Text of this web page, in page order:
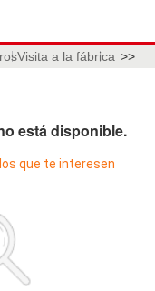
Visita a la fábrica >>
está disponible.
que te interesen